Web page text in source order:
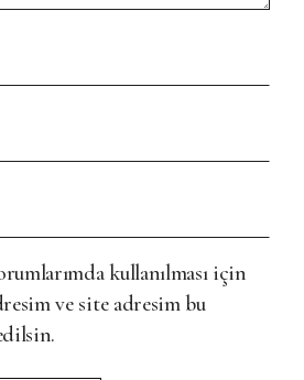
kullanılması için
ve site adresim bu